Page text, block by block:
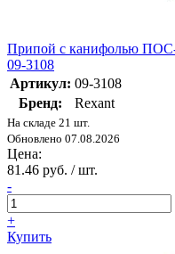
Припой с канифолью
09-3108
Артикул: 09-3108
Бренд:
Rexant
На складе 21 шт.
Обновлено 07.08.2026
Цена:
81.46 руб. / шт.
-
+
Купить